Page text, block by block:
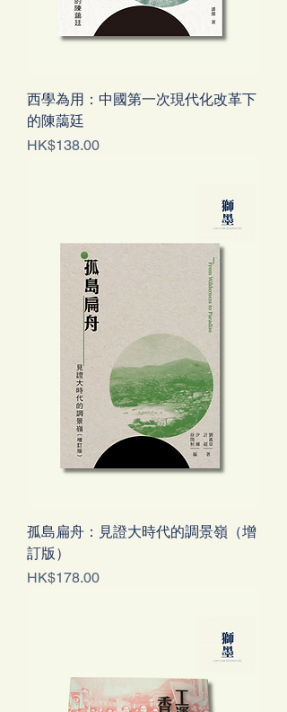
西學為用：中國第一次現代化改革下
的陳藹廷
價格
HK$138.00
孤島扁舟：見證大時代的調景嶺（增
訂版）
價格
HK$178.00